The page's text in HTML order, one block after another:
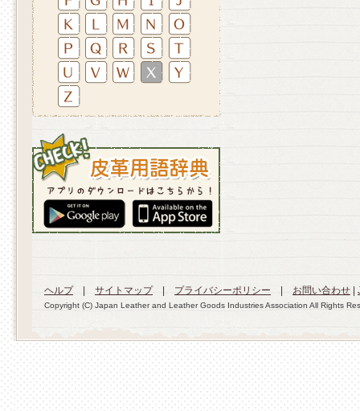
ヘルプ| サイトマップ| プライバシーポリシー お問い合わせ
Copyright (C) Japan Leather and Leather Goods Industries Association All Rights